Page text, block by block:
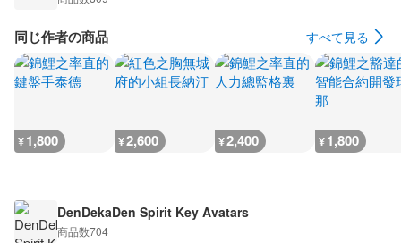
同じ作者の商品 すべて見る
¥1,800 ¥2,600 ¥2,400 ¥1,800
DenDekaDen Spirit Key Avatars
商品数704